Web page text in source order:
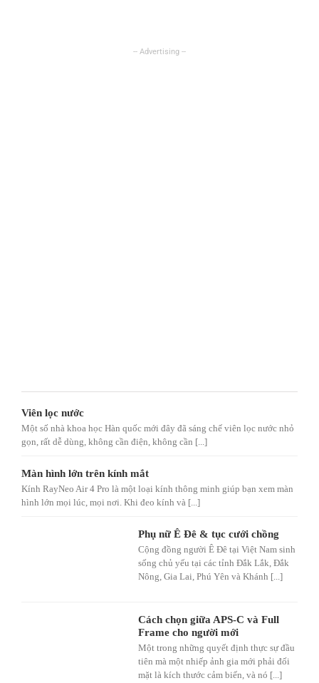
Viên lọc nước
Một số nhà khoa học Hàn quốc mới đây đã sáng chế viên lọc nước nhỏ
gọn, rất dễ dùng, không cần điện, không cần [...]
Màn hình lớn trên kính mắt
Kính RayNeo Air 4 Pro là một loại kính thông minh giúp bạn xem màn
hình lớn mọi lúc, mọi nơi. Khi đeo kính và [...]
Phụ nữ Ê Đê & tục cưới chồng
Cộng đồng người Ê Đê tại Việt Nam sinh
sống chủ yếu tại các tỉnh Đắk Lắk, Đắk
Nông, Gia Lai, Phú Yên và Khánh [...]
Cách chọn giữa APS-C và Full
Frame cho người mới
Một trong những quyết định thực sự đầu
tiên mà một nhiếp ảnh gia mới phải đối
mặt là kích thước cảm biến, và nó [...]